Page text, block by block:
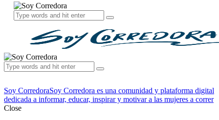
Soy CorredoraSoy Corredora es una comunidad y plataforma digital
dedicada a informar, educar, inspirar y motivar a las mujeres a correr
Close